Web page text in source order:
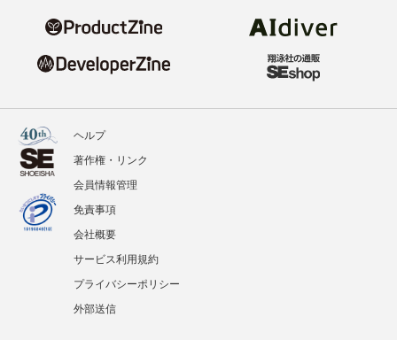
ヘルプ
著作権・リンク
会員情報管理
免責事項
会社概要
サービス利用規約
プライバシーポリシー
外部送信